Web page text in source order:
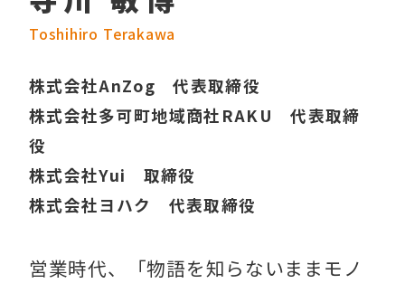
Toshihiro Terakawa
株式会社AnZog 代表取締役
株式会社多可町地域商社RAKU 代表取締
役
株式会社Yui 取締役
株式会社ヨハク 代表取締役
営業時代、「物語を知らないままモノ